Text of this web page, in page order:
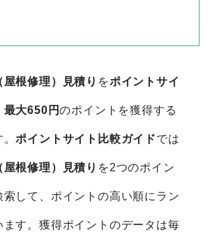
屋根修理）見積り をポイントサイ
最大650円のポイントを獲得する
。ポイントサイト比較ガイドでは
屋根修理）見積り を2つのポイン
索して、ポイントの高い順にラン
ます。獲得ポイントのデータは毎